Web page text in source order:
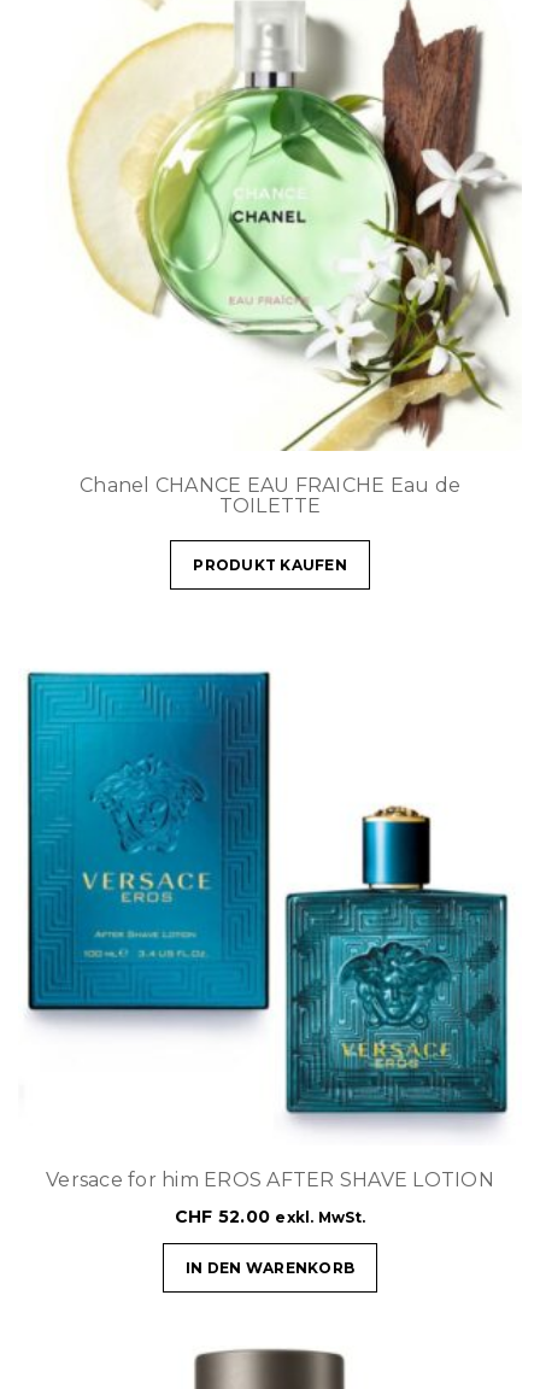
Chanel CHANCE EAU FRAICHE Eau de
TOILETTE
PRODUKT KAUFEN
Versace for him EROS AFTER SHAVE LOTION
CHF 52.00 exkl. MwSt.
IN DEN WARENKORB